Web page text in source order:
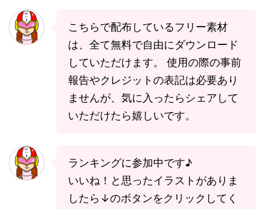
こちらで配布しているフリー素材
は、全て無料で自由にダウンロード
していただけます。 使用の際の事前
報告やクレジットの表記は必要あり
ませんが、気に入ったらシェアして
いただけたら嬉しいです。
ランキングに参加中です♪
いいね！と思ったイラストがありま
したら↓のボタンをクリックしてく